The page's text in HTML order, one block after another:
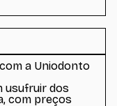
a Uniodonto
usufruir dos
com preços